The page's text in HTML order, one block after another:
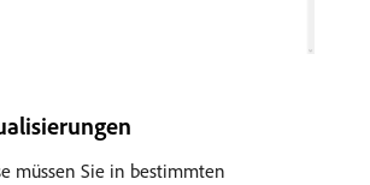
müssen Sie in bestimmten